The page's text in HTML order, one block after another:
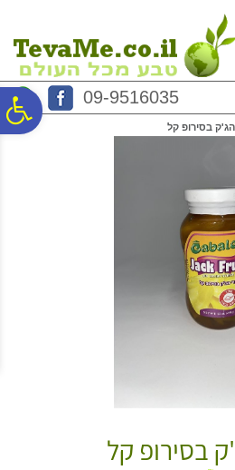
נגישות
המרכזי
09-9516035
בסירופ קל
בסירופ קל